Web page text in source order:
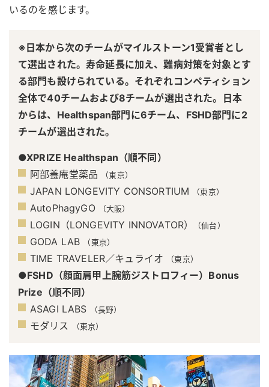
いるのを感じます。
※日本から次のチームがマイルストーン1受賞者とし
て選出された。寿命延長に加え、難病対策を対象とす
る部門も設けられている。それぞれコンペティション
全体で40チームおよび8チームが選出された。日本
からは、Healthspan部門に6チーム、FSHD部門に2
チームが選出された。
●XPRIZE Healthspan（順不同）
阿部養庵堂薬品
（東京）
JAPAN LONGEVITY CONSORTIUM （東京）
AutoPhagyGO （大阪）
LOGIN（LONGEVITY INNOVATOR） （仙台）
GODA LAB （東京）
TIME TRAVELER／キュライオ （東京）
●FSHD（顔面肩甲上腕筋ジストロフィー）Bonus
Prize（順不同）
ASAGI LABS
（長野）
モダリス （東京）